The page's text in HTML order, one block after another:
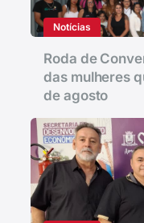
Notícias
Roda de
das mulheres
de agosto